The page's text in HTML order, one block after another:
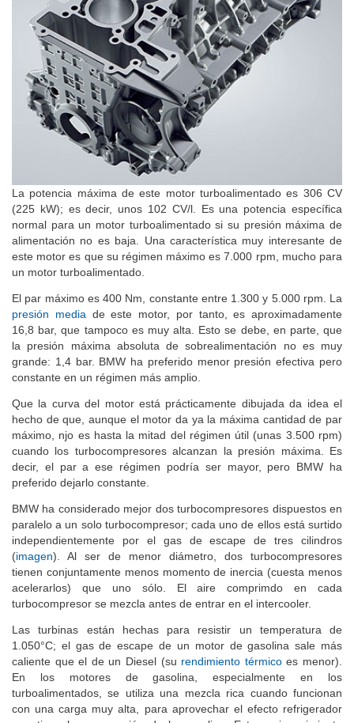
La potencia máxima de este motor turboalimentado es 306 CV
(225 kW); es decir, unos 102 CV/l. Es una potencia específica
normal para un motor turboalimentado si su presión máxima de
alimentación no es baja. Una característica muy interesante de
este motor es que su régimen máximo es 7.000 rpm, mucho para
un motor turboalimentado.
El par máximo es 400 Nm, constante entre 1.300 y 5.000 rpm. La
presión media de este motor, por tanto, es aproximadamente
16,8 bar, que tampoco es muy alta. Esto se debe, en parte, que
la presión máxima absoluta de sobrealimentación no es muy
grande: 1,4 bar. BMW ha preferido menor presión efectiva pero
constante en un régimen más amplio.
Que la curva del motor está prácticamente dibujada da idea el
hecho de que, aunque el motor da ya la máxima cantidad de par
máximo, njo es hasta la mitad del régimen útil (unas 3.500 rpm)
cuando los turbocompresores alcanzan la presión máxima. Es
decir, el par a ese régimen podría ser mayor, pero BMW ha
preferido dejarlo constante.
BMW ha considerado mejor dos turbocompresores dispuestos en
paralelo a un solo turbocompresor; cada uno de ellos está surtido
independientemente por el gas de escape de tres cilindros
(imagen). Al ser de menor diámetro, dos turbocompresores
tienen conjuntamente menos momento de inercia (cuesta menos
acelerarlos) que uno sólo. El aire comprimdo en cada
turbocompresor se mezcla antes de entrar en el intercooler.
Las turbinas están hechas para resistir un temperatura de
1.050°C; el gas de escape de un motor de gasolina sale más
caliente que el de un Diesel (su rendimiento térmicoes menor).
En los motores de gasolina, especialmente en los
turboalimentados, se utiliza una mezcla rica cuando funcionan
con una carga muy alta, para aprovechar el efecto refrigerador